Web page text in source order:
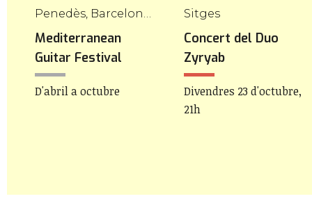
Mediterranean
Guitar Festival
D'abril a octubre
Sitges
Concert del Duo
Zyryab
Divendres 23 d'octubre,
21h